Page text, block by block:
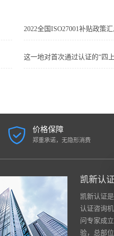
2022全国ISO27001补贴政策汇
这一地对首次通过认证的“四
价格保障
郑重承诺，无隐形消费
凯新认
凯新认证
认证咨询
问专家成
验，总部